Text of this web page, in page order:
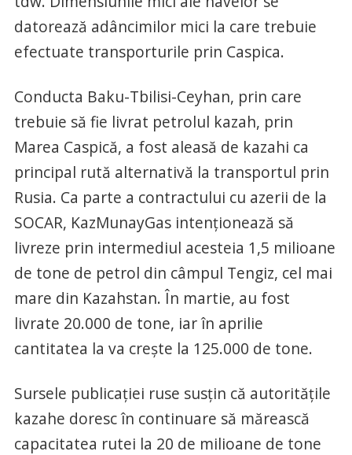
datorează adâncimilor mici la care trebuie
efectuate transporturile prin Caspica.
Conducta Baku-Tbilisi-Ceyhan, prin care
trebuie să fie livrat petrolul kazah, prin
Marea Caspică, a fost aleasă de kazahi ca
principal rută alternativă la transportul prin
Rusia. Ca parte a contractului cu azerii de la
SOCAR, KazMunayGas intenționează să
livreze prin intermediul acesteia 1,5 milioane
de tone de petrol din câmpul Tengiz, cel mai
mare din Kazahstan. În martie, au fost
livrate 20.000 de tone, iar în aprilie
cantitatea la va crește la 125.000 de tone.
Sursele publicației ruse susțin că autoritățile
kazahe doresc în continuare să mărească
capacitatea rutei la 20 de milioane de tone